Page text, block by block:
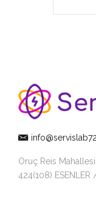
Oruç Reis
424(108) ESENLER /